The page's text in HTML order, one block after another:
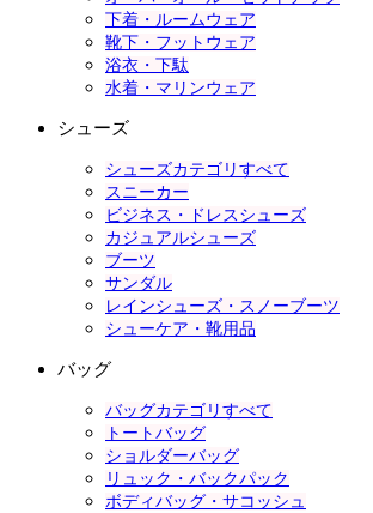
下着・ルームウェア
靴下・フットウェア
浴衣・下駄
水着・マリンウェア
シューズ
シューズカテゴリすべて
スニーカー
ビジネス・ドレスシューズ
カジュアルシューズ
ブーツ
サンダル
レインシューズ・スノーブーツ
シューケア・靴用品
バッグ
バッグカテゴリすべて
トートバッグ
ショルダーバッグ
リュック・バックパック
ボディバッグ・サコッシュ